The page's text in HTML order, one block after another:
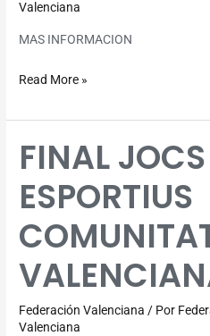
Valenciana
MAS INFORMACION
Read More »
FINAL JOCS
ESPORTIUS
Federación Valenciana / Por
Valenciana
FINAL
JOCS
ESPORTIUS
VALENCIANA